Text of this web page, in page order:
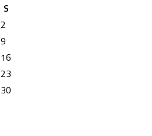
S
2
9
16
23
30